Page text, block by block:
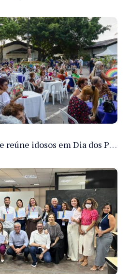
Bolerão da Saudade reúne idosos em Dia dos Pais promovido pela Fundação Dr. Thomas em Manaus